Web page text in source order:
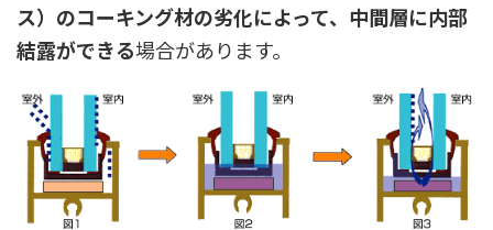
ス）のコーキング材の劣化によって、中間層に内部
結露ができる場合があります。